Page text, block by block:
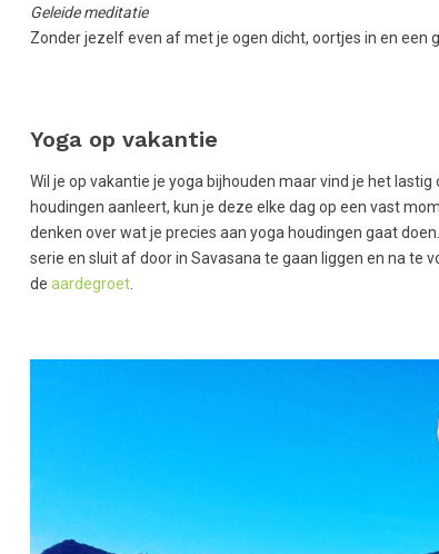
Geleide meditatie
Zonder jezelf even af met je ogen dicht, oortjes in en een
Yoga op vakantie
Wil je op vakantie je yoga bijhouden maar vind je het
houdingen aanleert, kun je deze elke dag op een vast
denken over wat je precies aan yoga houdingen gaat
serie en sluit af door in Savasana te gaan liggen en na te
de aardegroet